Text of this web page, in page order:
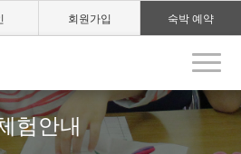
회원가입 숙박 예약
험안내